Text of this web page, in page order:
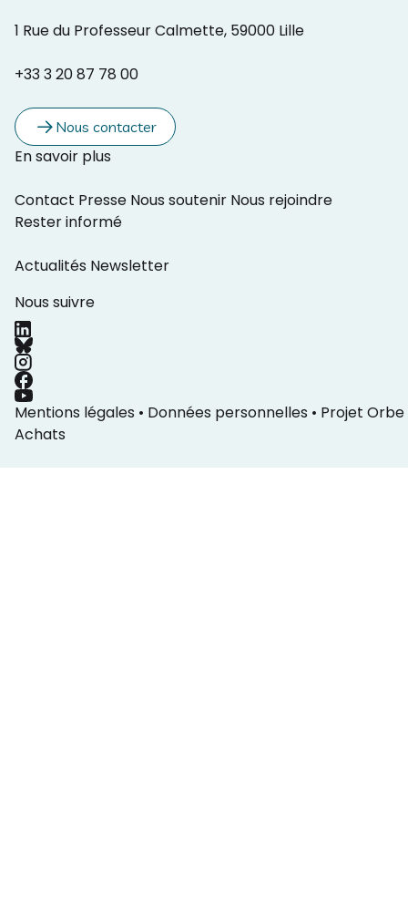
1 Rue du Professeur Calmette, 59000 Lille
+33 3 20 87 78 00
Nous contacter
En savoir plus
Contact Presse Nous soutenir Nous rejoindre
Rester informé
Actualités Newsletter
Nous suivre
Mentions légales • Données personnelles • Projet Orbe
Achats